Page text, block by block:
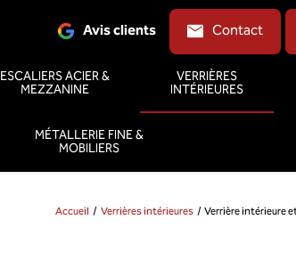
Avis clients Contact
ESCALIERS ACIER &
MEZZANINE
VERRIÈRES
INTÉRIEURES
MÉTALLERIE FINE &
MOBILIERS
Accueil Verrières intérieures Verrière intérieure